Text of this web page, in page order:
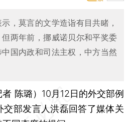
，莫言的文学造诣有目共睹，
两年前，挪威诺贝尔和平奖委
国内政和司法主权，中方当然
陈璐） 10月12日的外交部例
交部发言人洪磊回答了媒体关